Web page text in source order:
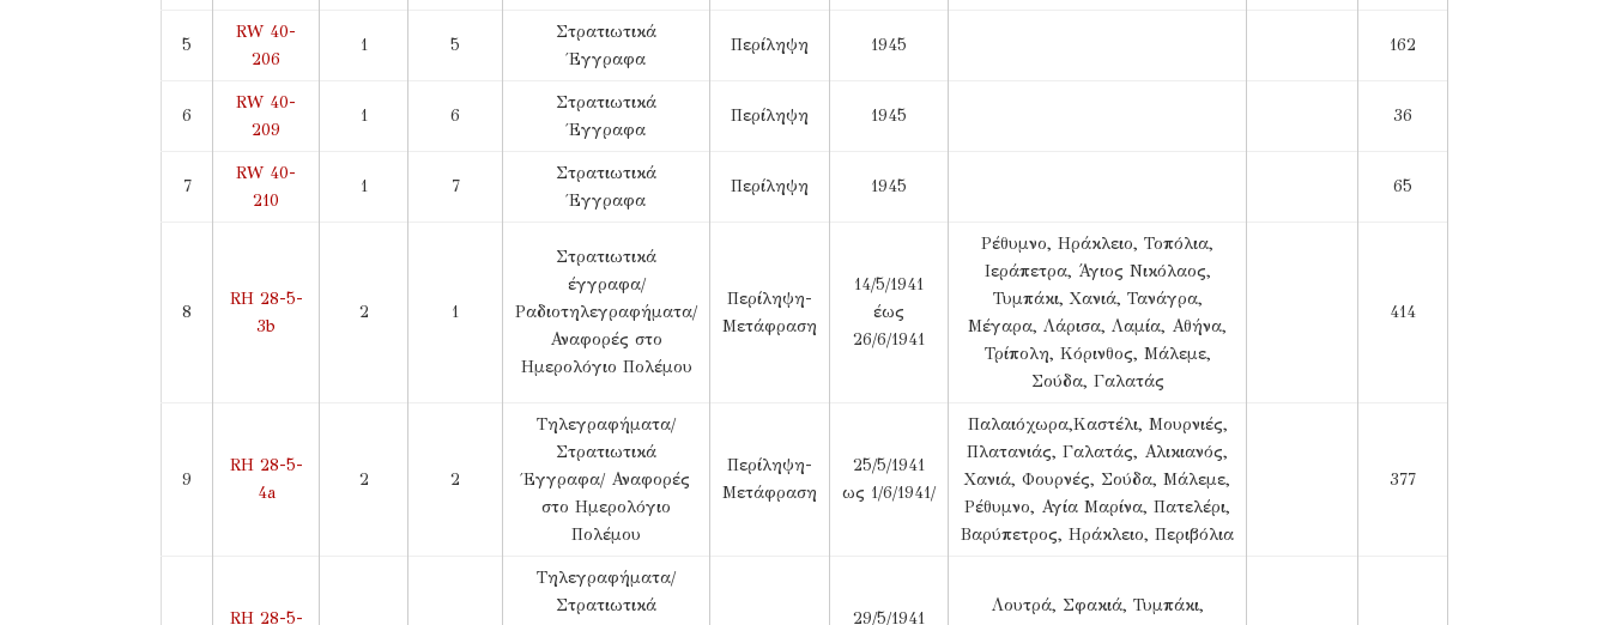
5
RW 40-
206
1 5
Στρατιωτικά
Έγγραφα
Περίληψη 1945 162
6
RW 40-
209
1 6
Στρατιωτικά
Έγγραφα
Περίληψη 1945 36
7
RW 40-
210
1 7
Στρατιωτικά
Έγγραφα
Περίληψη 1945 65
8
RH 28-5-
3b
2 1
Στρατιωτικά
έγγραφα/
Ραδιοτηλεγραφήματα/
Αναφορές στο
Ημερολόγιο Πολέμου
Περίληψη-
Μετάφραση
14/5/1941
έως
26/6/1941
Ρέθυμνο, Ηράκλειο, Τοπόλια,
Ιεράπετρα, Άγιος Νικόλαος,
Τυμπάκι, Χανιά, Τανάγρα,
Μέγαρα, Λάρισα, Λαμία, Αθήνα,
Τρίπολη, Κόρινθος, Μάλεμε,
Σούδα, Γαλατάς
414
9
RH 28-5-
4a
2 2
Τηλεγραφήματα/
Στρατιωτικά
Έγγραφα/ Αναφορές
στο Ημερολόγιο
Πολέμου
Περίληψη-
Μετάφραση
25/5/1941
ως 1/6/1941/
Παλαιόχωρα,Καστέλι, Μουρνιές,
Πλατανιάς, Γαλατάς, Αλικιανός,
Χανιά, Φουρνές, Σούδα, Μάλεμε,
Ρέθυμνο, Αγία Μαρίνα, Πατελέρι,
Βαρύπετρος, Ηράκλειο, Περιβόλια
377
RH 28-5-
Τηλεγραφήματα/
Στρατιωτικά
29/5/1941
Λουτρά, Σφακιά, Τυμπάκι,